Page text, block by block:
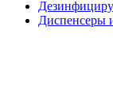
Диспенсеры